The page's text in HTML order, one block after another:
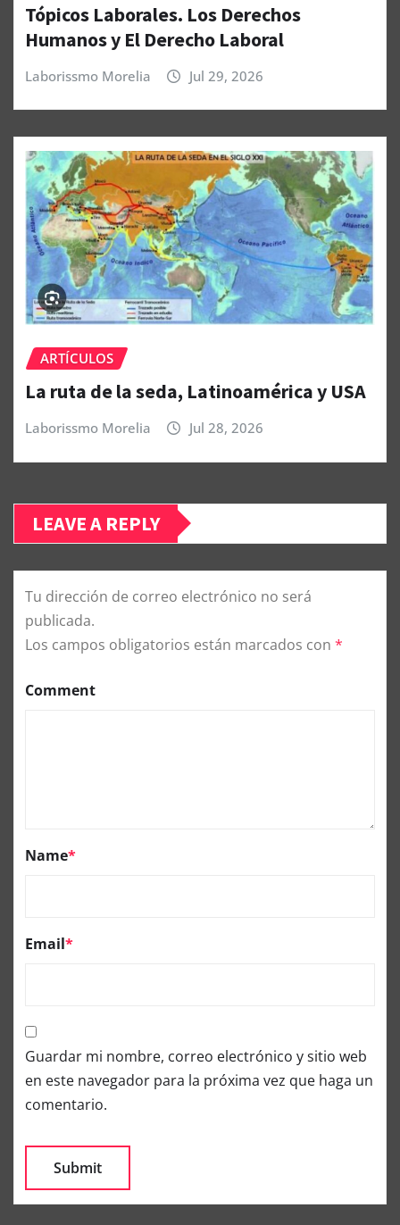
Tópicos Laborales. Los Derechos
Humanos y El Derecho Laboral
Laborissmo Morelia Jul 29, 2026
ARTÍCULOS
La ruta de la seda, Latinoamérica y USA
Laborissmo Morelia Jul 28, 2026
LEAVE A REPLY
Tu dirección de correo electrónico no será
publicada.
Los campos obligatorios están marcados con *
Comment
Name*
Email*
Guardar mi nombre, correo electrónico y sitio web
en este navegador para la próxima vez que haga un
comentario.